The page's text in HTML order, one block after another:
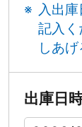
入出
記入く
しあ
出庫日